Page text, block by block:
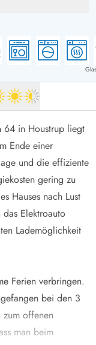
von 5
64 in Houstrup liegt
Ende einer
und die effiziente
gering zu
Hauses nach Lust
Elektroauto
Lademöglichkeit
Ferien verbringen.
bei den 3
offenen
man beim